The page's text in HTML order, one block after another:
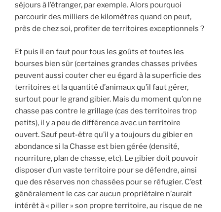
séjours à l’étranger, par exemple. Alors pourquoi
parcourir des milliers de kilomètres quand on peut,
près de chez soi, profiter de territoires exceptionnels ?
Et puis il en faut pour tous les goûts et toutes les
bourses bien sûr (certaines grandes chasses privées
peuvent aussi couter cher eu égard à la superficie des
territoires et la quantité d’animaux qu’il faut gérer,
surtout pour le grand gibier. Mais du moment qu’on ne
chasse pas contre le grillage (cas des territoires trop
petits), il y a peu de différence avec un territoire
ouvert. Sauf peut-être qu’il y a toujours du gibier en
abondance si la Chasse est bien gérée (densité,
nourriture, plan de chasse, etc). Le gibier doit pouvoir
disposer d’un vaste territoire pour se défendre, ainsi
que des réserves non chassées pour se réfugier. C’est
généralement le cas car aucun propriétaire n’aurait
intérêt à « piller » son propre territoire, au risque de ne